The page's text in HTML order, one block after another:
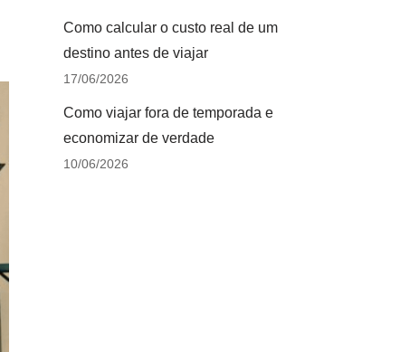
Como calcular o custo real de um
destino antes de viajar
17/06/2026
Como viajar fora de temporada e
economizar de verdade
10/06/2026